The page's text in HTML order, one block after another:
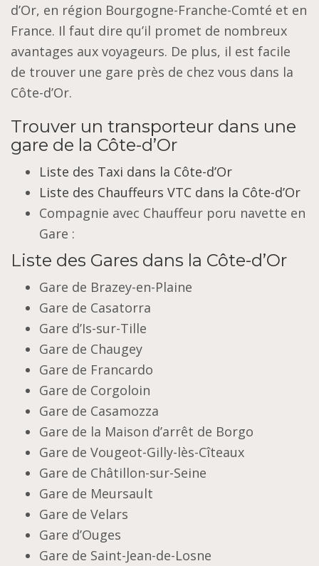
d’Or, en région Bourgogne-Franche-Comté et en
France. Il faut dire qu’il promet de nombreux
avantages aux voyageurs. De plus, il est facile
de trouver une gare près de chez vous dans la
Côte-d’Or.
Trouver un transporteur dans une
gare de la Côte-d’Or
Liste des Taxi dans la Côte-d’Or
Liste des Chauffeurs VTC dans la Côte-d’Or
Compagnie avec Chauffeur poru navette en
Gare :
Liste des Gares dans la Côte-d’Or
Gare de Brazey-en-Plaine
Gare de Casatorra
Gare d’Is-sur-Tille
Gare de Chaugey
Gare de Francardo
Gare de Corgoloin
Gare de Casamozza
Gare de la Maison d’arrêt de Borgo
Gare de Vougeot-Gilly-lès-Cîteaux
Gare de Châtillon-sur-Seine
Gare de Meursault
Gare de Velars
Gare d’Ouges
Gare de Saint-Jean-de-Losne